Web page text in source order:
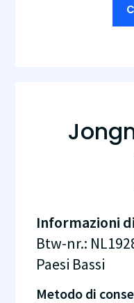
Informazioni
Btw-nr.:
Paesi Bassi
Metodo di